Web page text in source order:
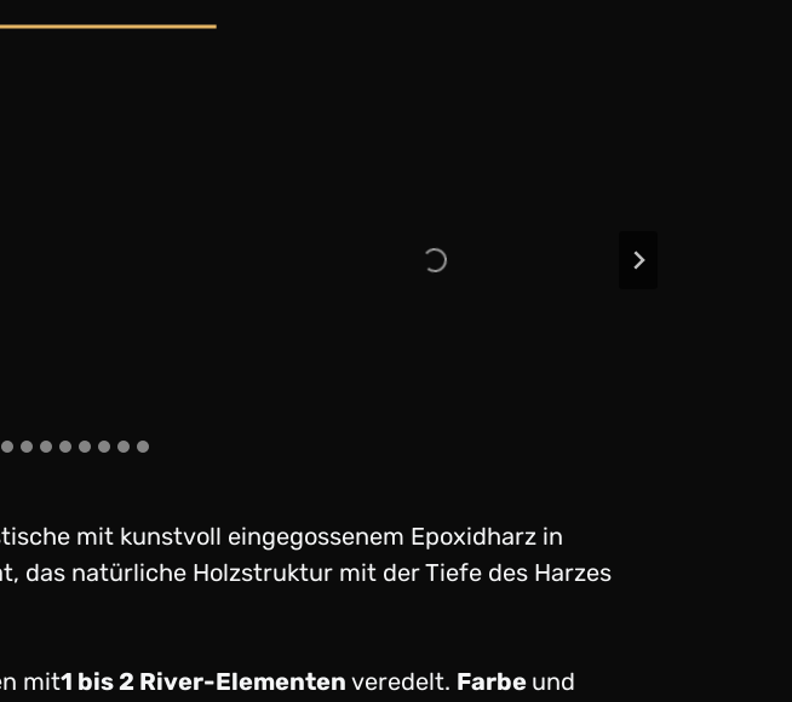
mit kunstvoll eingegossenem Epoxidharz in
das natürliche Holzstruktur mit der Tiefe des Harzes
mit1 bis 2 River-Elementen veredelt. Farbe und